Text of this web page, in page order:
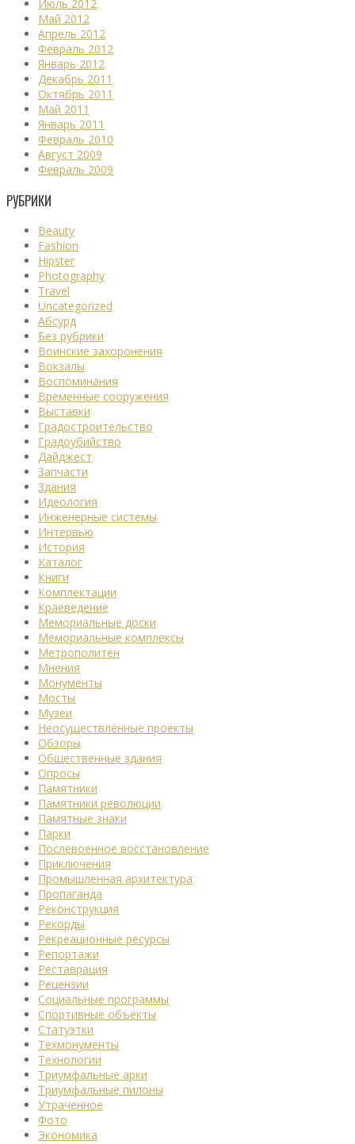
Июль 2012
Май 2012
Апрель 2012
Февраль 2012
Январь 2012
Декабрь 2011
Октябрь 2011
Май 2011
Январь 2011
Февраль 2010
Август 2009
Февраль 2009
РУБРИКИ
Beauty
Fashion
Hipster
Photography
Travel
Uncategorized
Абсурд
Без рубрики
Воинские захоронения
Вокзалы
Воспоминания
Временные сооружения
Выставки
Градостроительство
Градоубийство
Дайджест
Запчасти
Здания
Идеология
Инженерные системы
Интервью
История
Каталог
Книги
Комплектации
Краеведение
Мемориальные доски
Мемориальные комплексы
Метрополитен
Мнения
Монументы
Мосты
Музеи
Неосуществлённые проекты
Обзоры
Общественные здания
Опросы
Памятники
Памятники революции
Памятные знаки
Парки
Послевоенное восстановление
Приключения
Промышленная архитектура
Пропаганда
Реконструкция
Рекорды
Рекреационные ресурсы
Репортажи
Реставрация
Рецензии
Социальные программы
Спортивные объекты
Статуэтки
Техмонументы
Технологии
Триумфальные арки
Триумфальные пилоны
Утраченное
Фото
Экономика